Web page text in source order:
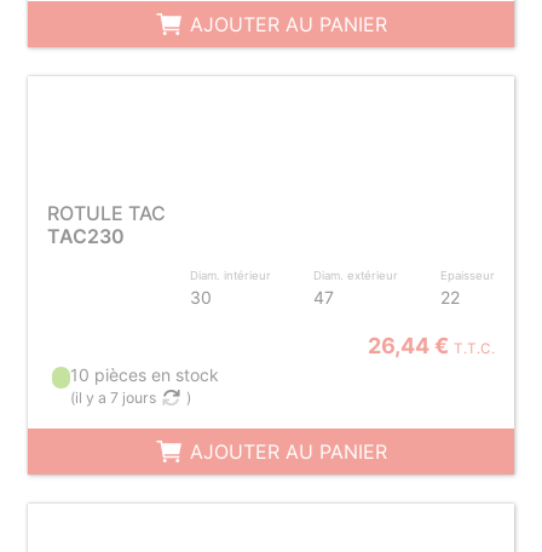
AJOUTER AU PANIER
ROTULE TAC
TAC230
Diam. intérieur
30
Diam. extérieur
47
Epaisseur
22
26,44 € T.T.C.
10 pièces en stock
(il y a 7 jours )
AJOUTER AU PANIER